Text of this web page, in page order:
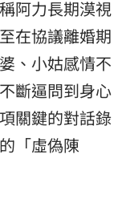
阿力長期漠視
在協議離婚期
、小姑感情不
斷逼問到身心
關鍵的對話錄
「虛偽陳